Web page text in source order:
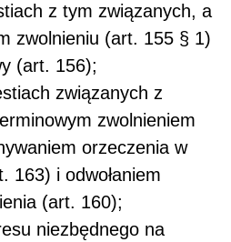
z tym związanych, a
zwolnieniu (art. 155 § 1)
(art. 156);
związanych z
zwolnieniem
orzeczenia w
163) i odwołaniem
(art. 160);
niezbędnego na